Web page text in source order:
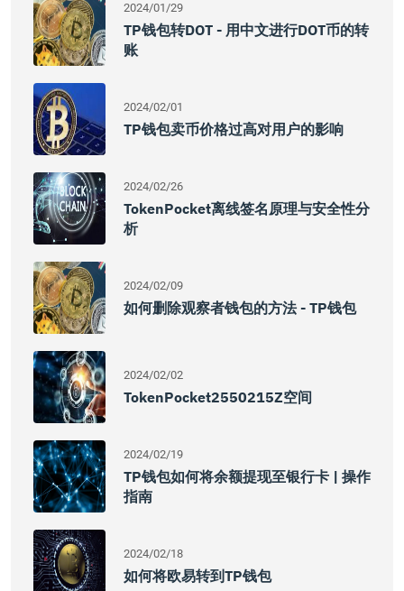
2024/01/29
TP钱包转DOT - 用中文进行DOT币的转
账
2024/02/01
TP钱包卖币价格过高对用户的影响
2024/02/26
TokenPocket离线签名原理与安全性分
析
2024/02/09
如何删除观察者钱包的方法 - TP钱包
2024/02/02
TokenPocket2550215Z空间
2024/02/19
TP钱包如何将余额提现至银行卡 | 操作
指南
2024/02/18
如何将欧易转到TP钱包